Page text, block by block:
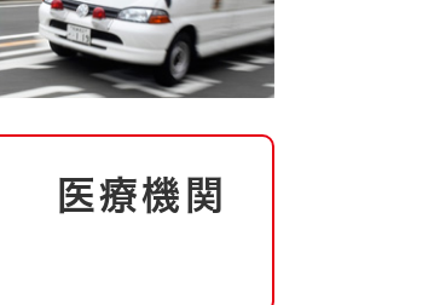
医療機関